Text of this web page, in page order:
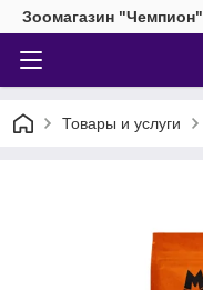
Зоомагазин "Чемпион"
Товары и услуги